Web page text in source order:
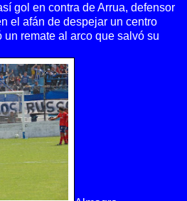
gol en contra de Arrua, defensor
el afán de despejar un centro
remate al arco que salvó su